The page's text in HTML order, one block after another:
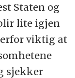
Staten og
lite igjen
viktig at
sjekker